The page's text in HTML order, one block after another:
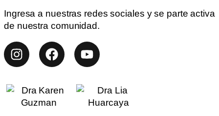
Ingresa a nuestras redes sociales y se parte activa
de nuestra comunidad.